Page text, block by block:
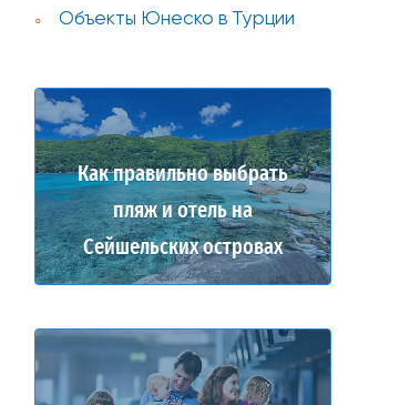
Объекты Юнеско в Турции
Как правильно выбрать
пляж и отель на
Сейшельских островах